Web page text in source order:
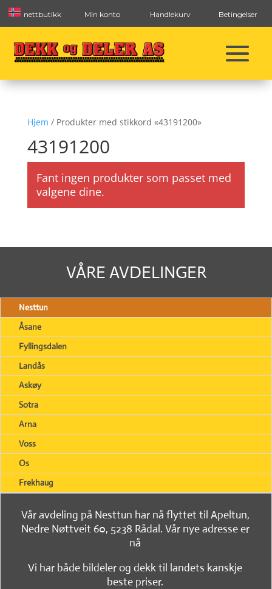
nettbutikk Min konto Handlekurv Betingelser
Hjem / Produkter med stikkord «43191200»
43191200
Fant ingen produkter som passet med
valgene dine.
VÅRE AVDELINGER
Nesttun
Åsane
Fyllingsdalen
Landås
Askøy
Sotra
Arna
Voss
Os
Frekhaug
Vår avdeling på Nesttun har nå flyttet til Apeltun,
Nedre Nøttveit 60, 5238 Rådal. Vår nye adresse er
nå
Vi har både bildeler og dekk til landets kanskje
beste priser.